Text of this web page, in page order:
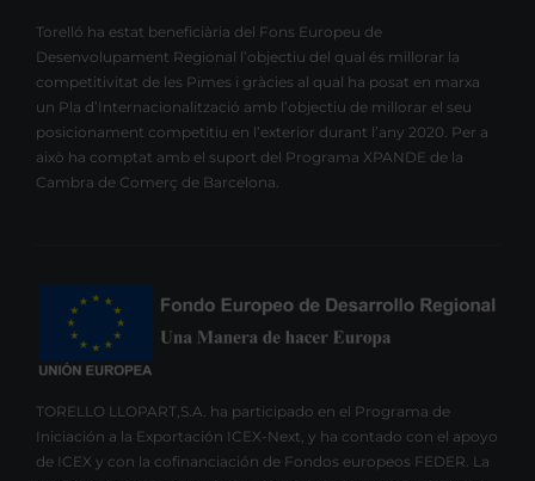
Torelló ha estat beneficiària del Fons Europeu de
Desenvolupament Regional l’objectiu del qual és millorar la
competitivitat de les Pimes i gràcies al qual ha posat en marxa
un Pla d’Internacionalització amb l’objectiu de millorar el seu
posicionament competitiu en l’exterior durant l’any 2020. Per a
això ha comptat amb el suport del Programa XPANDE de la
Cambra de Comerç de Barcelona.
TORELLO LLOPART,S.A. ha participado en el Programa de
Iniciación a la Exportación ICEX-Next, y ha contado con el apoyo
de ICEX y con la cofinanciación de Fondos europeos FEDER. La